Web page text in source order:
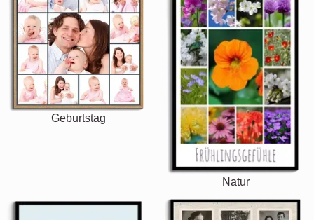
Geburtstag
Natur